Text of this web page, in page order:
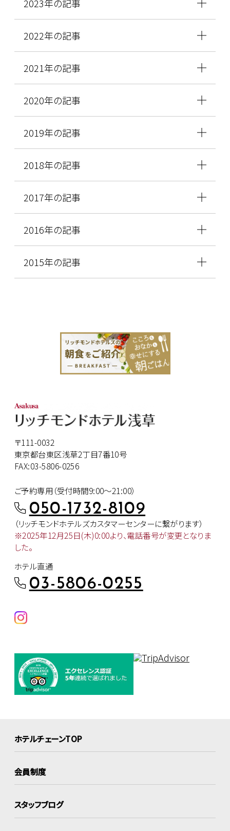
2023年の記事
2022年の記事
2021年の記事
2020年の記事
2019年の記事
2018年の記事
2017年の記事
2016年の記事
2015年の記事
〒111-0032
東京都台東区浅草2丁目7番10号
FAX:03-5806-0256
ご予約専用（受付時間9:00～21:00）
050-1732-8109
（リッチモンドホテルズカスタマーセンターに繋がります）
※2025年12月25日(木)0:00より、電話番号が変更となりま
した。
ホテル直通
03-5806-0255
ホテルチェーンTOP
会員制度
スタッフブログ